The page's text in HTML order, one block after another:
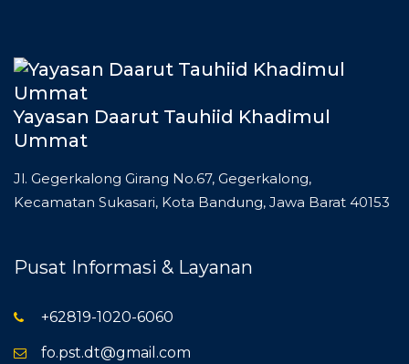
Yayasan Daarut Tauhiid Khadimul
Ummat
Jl. Gegerkalong Girang No.67, Gegerkalong,
Kecamatan Sukasari, Kota Bandung, Jawa Barat 40153
Pusat Informasi & Layanan
+62819-1020-6060
fo.pst.dt@gmail.com